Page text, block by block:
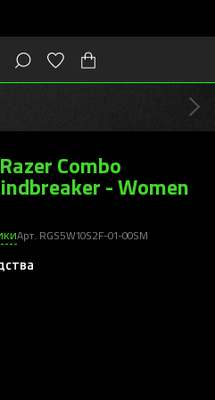
Combo
- Women
Арт. RGS5W10S2F-01-00SM